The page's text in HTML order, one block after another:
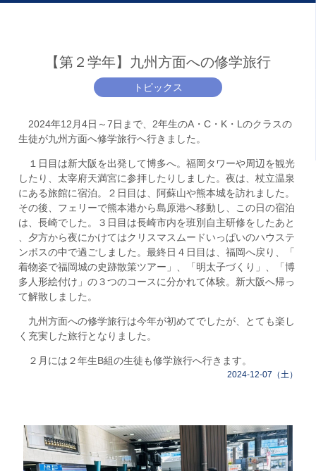
【第２学年】九州方面への修学旅行
トピックス
2024年12月4日～7日まで、2年生のA・C・K・Lのクラスの
生徒が九州方面へ修学旅行へ行きました。
１日目は新大阪を出発して博多へ。福岡タワーや周辺を観光
したり、太宰府天満宮に参拝したりしました。夜は、杖立温泉
にある旅館に宿泊。２日目は、阿蘇山や熊本城を訪れました。
その後、フェリーで熊本港から島原港へ移動し、この日の宿泊
は、長崎でした。３日目は長崎市内を班別自主研修をしたあと
、夕方から夜にかけてはクリスマスムードいっぱいのハウステ
ンボスの中で過ごしました。最終日４日目は、福岡へ戻り、「
着物姿で福岡城の史跡散策ツアー」、「明太子づくり」、「博
多人形絵付け」の３つのコースに分かれて体験。新大阪へ帰っ
て解散しました。
九州方面への修学旅行は今年が初めてでしたが、とても楽し
く充実した旅行となりました。
２月には２年生B組の生徒も修学旅行へ行きます。
2024-12-07（土）